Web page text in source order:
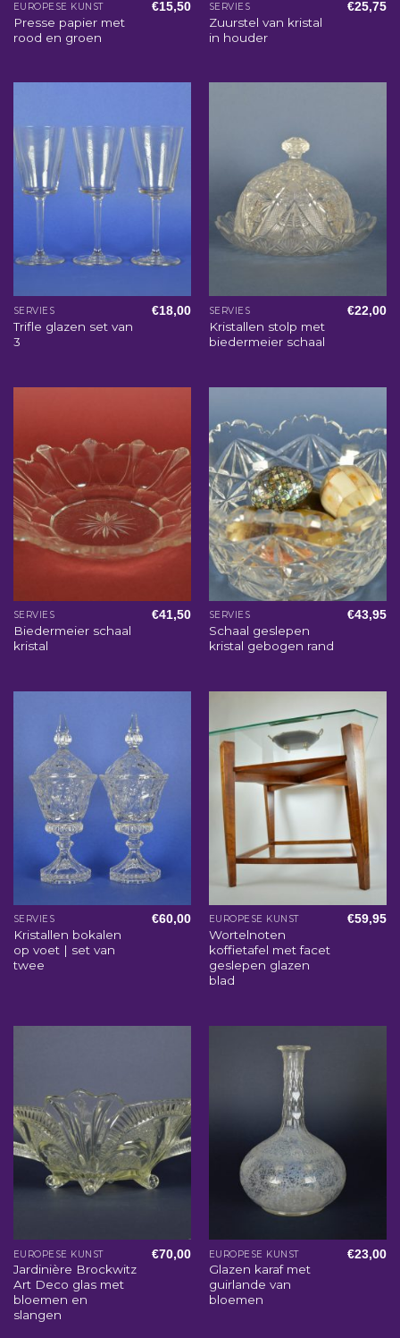
EUROPESE KUNST
Presse papier met
rood en groen
€15,50 SERVIES
Zuurstel van kristal
in houder
€25,75
SERVIES
Trifle glazen set van
3
€18,00 SERVIES
Kristallen stolp met
biedermeier schaal
€22,00
SERVIES
Biedermeier schaal
kristal
€41,50 SERVIES
Schaal geslepen
kristal gebogen rand
€43,95
SERVIES
Kristallen bokalen
op voet | set van
twee
€60,00 EUROPESE KUNST
Wortelnoten
koffietafel met facet
geslepen glazen
blad
€59,95
EUROPESE KUNST
Jardinière Brockwitz
Art Deco glas met
bloemen en
slangen
€70,00 EUROPESE KUNST
Glazen karaf met
guirlande van
bloemen
€23,00